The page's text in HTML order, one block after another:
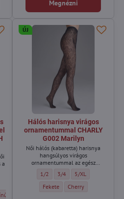
Megnézni
a
anyagból pamut talprésszel 2 pár COMFORT
zokni hálós anyagból pamut talprésszel 2 pár
pamut talprésszel 2 pár COMFORT NET
anyagból pamut talprésszel 2 pár
ÚJ
Hálós harisnya virágos
ornamentummal CHARLY
G002 Marilyn
Női hálós (kabaretta) harisnya
hangsúlyos virágos
ornamentummal az egész
Hálós harisnya virágos
1/2 Hálós harisnya virágos
3/4 Hálós harisnya
5/XL
Hálós harisnya virágos
Fekete Hálós harisnya
Cherry